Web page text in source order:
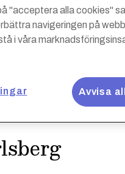
"acceptera alla cookies"
navigeringen på
i våra
Avvisa